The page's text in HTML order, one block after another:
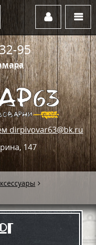
dirpivovar63@bk.ru
147
95